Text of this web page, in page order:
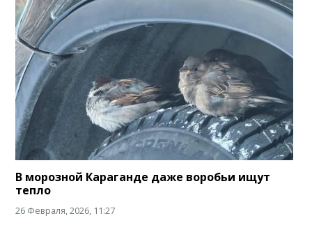
В морозной Караганде даже воробьи ищут
тепло
26 Февраля, 2026, 11:27